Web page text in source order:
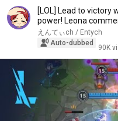
[LOL] Lead to
power! Leona
えんてぃch / Entych
Auto-dubbed
90K